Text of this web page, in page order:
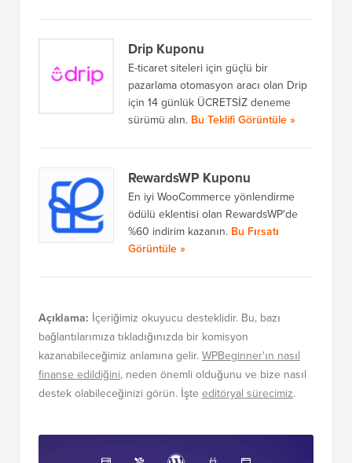
Drip Kuponu
E-ticaret siteleri için güçlü bir
pazarlama otomasyon aracı olan Drip
için 14 günlük ÜCRETSİZ deneme
sürümü alın. Bu Teklifi Görüntüle »
RewardsWP Kuponu
En iyi WooCommerce yönlendirme
ödülü eklentisi olan RewardsWP'de
%60 indirim kazanın. Bu Fırsatı
Görüntüle »
Açıklama: İçeriğimiz okuyucu desteklidir. Bu, bazı
bağlantılarımıza tıkladığınızda bir komisyon
kazanabileceğimiz anlamına gelir.WPBeginner'ın nasıl
finanse edildiğini, neden önemli olduğunu ve bize nasıl
destek olabileceğinizi görün. İşte editöryal sürecimiz.